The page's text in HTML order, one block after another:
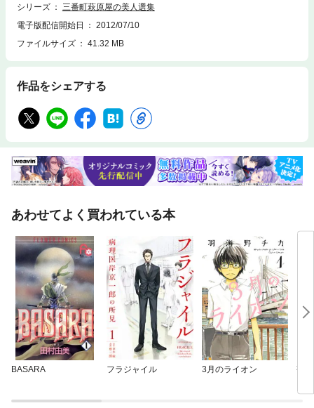
シリーズ
三番町萩原屋の美人選集
電子版配信開始日
2012/07/10
ファイルサイズ
41.32 MB
作品をシェアする
あわせてよく買われている本
BASARA フラジャイル 3月のライオン 蒼